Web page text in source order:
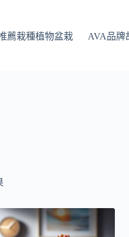
薦栽種植物盆栽 AVA品牌